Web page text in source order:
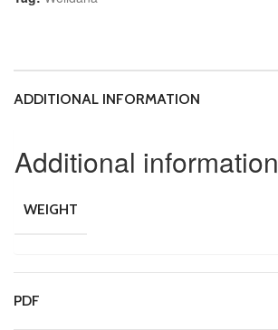
ADDITIONAL INFORMATION
Additional information
WEIGHT
PDF